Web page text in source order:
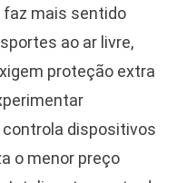
faz mais sentido
ao ar livre,
proteção extra
controla dispositivos
o menor preço